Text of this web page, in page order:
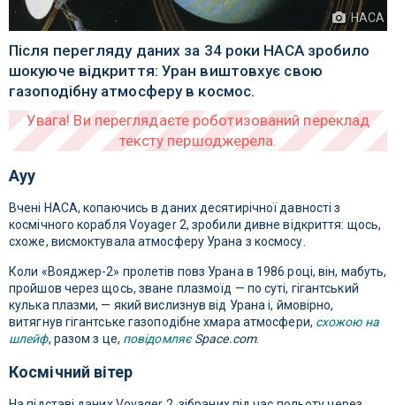
НАСА
Після перегляду даних за 34 роки НАСА зробило
шокуюче відкриття: Уран виштовхує свою
газоподібну атмосферу в космос.
Ayy
Вчені НАСА, копаючись в даних десятирічної давності з
космічного корабля Voyager 2, зробили дивне відкриття: щось,
схоже, висмоктувала атмосферу Урана з космосу.
Коли «Вояджер-2» пролетів повз Урана в 1986 році, він, мабуть,
пройшов через щось, зване плазмоїд — по суті, гігантський
кулька плазми, — який вислизнув від Урана і, ймовірно,
витягнув гігантське газоподібне хмара атмосфери, схожою на
шлейф, разом з це, повідомляє Space.com.
Космічний вітер